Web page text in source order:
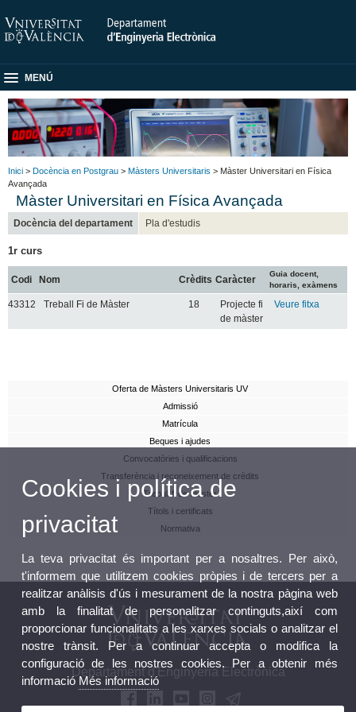
MENÚ
Inici > Docència en Postgrau > Màsters Universitaris > Màster Universitari en Física
Avançada
Màster Universitari en Física Avançada
Docència del departament Pla d'estudis
1r curs
Codi Nom Crèdits Caràcter
Guia docent,
horaris, exàmens
43312 Treball Fi de Màster 18
Projecte fi
de màster
Veure fitxa
Oferta de Màsters Universitaris UV
Admissió
Matrícula
Beques i ajudes
Convocatòries i qualificacions
Transferència i reconeixement de crèdits
Treball fi de màster
Títols i certificats
Normativa
Departament d'Enginyeria Electrònica
Cookies i política de
privacitat
La teva privacitat és important per a nosaltres. Per això,
t'informem que utilitzem cookies pròpies i de tercers per a
realitzar anàlisis d'ús i mesurament de la nostra pàgina web
amb la finalitat de personalitzar continguts,així com
proporcionar funcionalitats a les xarxes socials o analitzar el
nostre trànsit. Per a continuar accepta o modifica la
configuració de les nostres cookies. Per a obtenir més
informació Més informació